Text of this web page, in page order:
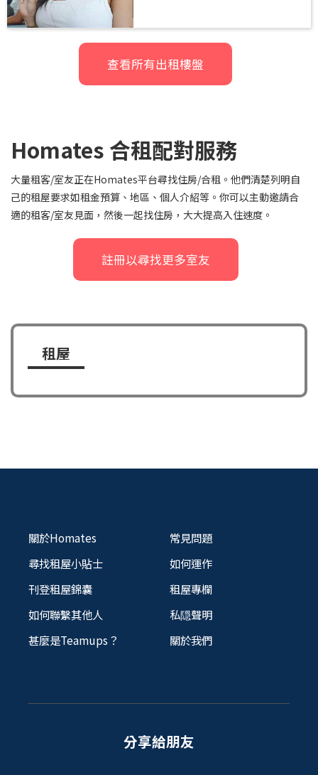
查看所有出租樓盤
Homates 合租配對服務
大量租客/室友正在Homates平台尋找住房/合租。他們清楚列明自
己的租屋要求如租金預算、地區、個人介紹等。你可以主動邀請合
適的租客/室友見面，然後一起找住房，大大提高入住速度。
註冊以尋找更多室友
租屋
關於Homates
尋找租屋小貼士
刊登租屋錦囊
如何聯繫其他人
甚麼是Teamups？
常見問題
如何運作
租屋專欄
私隠聲明
關於我們
分享給朋友